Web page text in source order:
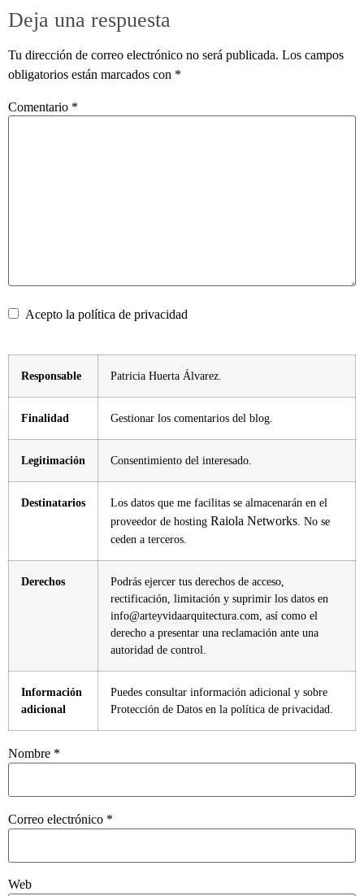
Deja una respuesta
Tu dirección de correo electrónico no será publicada. Los campos
obligatorios están marcados con *
Comentario *
Acepto la política de privacidad
Responsable Patricia Huerta Álvarez.
Finalidad Gestionar los comentarios del blog.
Legitimación Consentimiento del interesado.
Destinatarios
Los datos que me facilitas se almacenarán en el
proveedor de hosting Raiola Networks . No se
ceden a terceros.
Derechos
Podrás ejercer tus derechos de acceso,
rectificación, limitación y suprimir los datos en
info@arteyvidaarquitectura.com, así como el
derecho a presentar una reclamación ante una
autoridad de control.
Información
adicional
Puedes consultar información adicional y sobre
Protección de Datos en la política de privacidad.
Nombre *
Correo electrónico *
Web